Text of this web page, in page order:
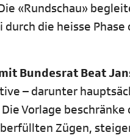
«Rundschau»
die heisse
Bundesrat Beat
– darunter
Vorlage
Zügen,